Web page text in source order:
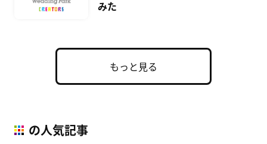
みた
もっと見る
の人気記事